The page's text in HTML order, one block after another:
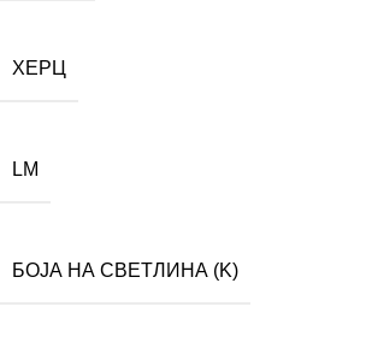
ХЕРЦ
LM
БОЈА НА СВЕТЛИНА (K)